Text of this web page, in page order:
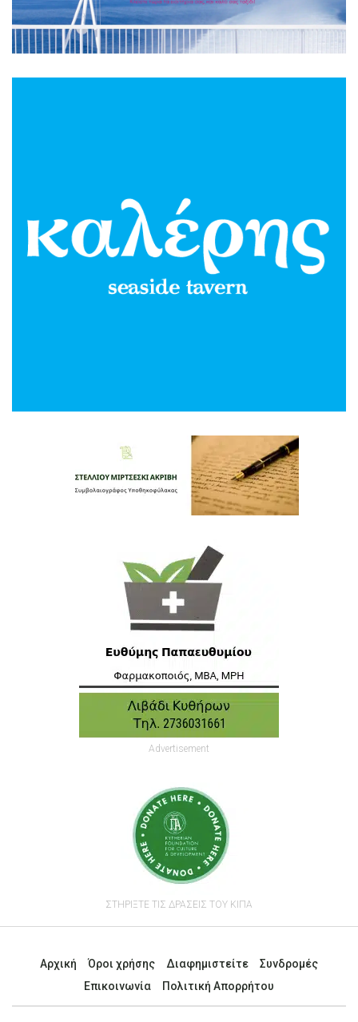
Advertisement
ΣΤΗΡΙΞΤΕ ΤΙΣ ΔΡΑΣΕΙΣ ΤΟΥ ΚΙΠΑ
Αρχική Όροι χρήσης Διαφημιστείτε
Συνδρομές
Επικοινωνία
Πολιτική Απορρήτου